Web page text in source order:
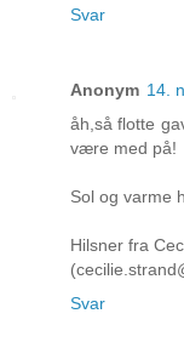
Svar
Anonym 14.
åh,så flotte
være med på!
Sol og varme
Hilsner fra
Svar